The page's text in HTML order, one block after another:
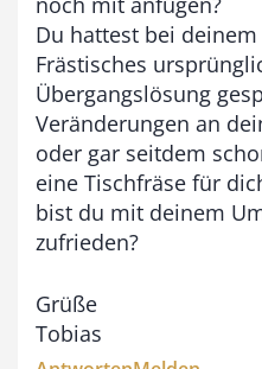
Du hattest bei
Frästisches
Übergangslösung
Veränderungen an
oder gar seitdem
eine Tischfräse für
bist du mit deinem
zufrieden?
Grüße
Tobias